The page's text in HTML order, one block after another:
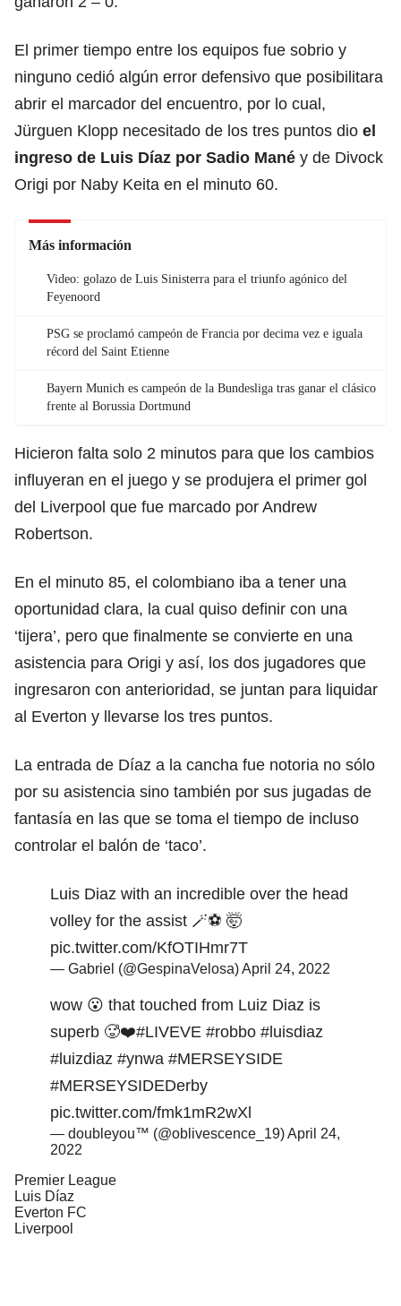
El primer tiempo entre los equipos fue sobrio y
ninguno cedió algún error defensivo que posibilitara
abrir el marcador del encuentro, por lo cual,
Jürguen Klopp necesitado de los tres puntos dio el
ingreso de Luis Díaz por Sadio Mané y de Divock
Origi por Naby Keita en el minuto 60.
Más información
Video: golazo de Luis Sinisterra para el triunfo agónico del
Feyenoord
PSG se proclamó campeón de Francia por decima vez e iguala
récord del Saint Etienne
Bayern Munich es campeón de la Bundesliga tras ganar el clásico
frente al Borussia Dortmund
Hicieron falta solo 2 minutos para que los cambios
influyeran en el juego y se produjera el primer gol
del Liverpool que fue marcado por Andrew
Robertson.
En el minuto 85, el colombiano iba a tener una
oportunidad clara, la cual quiso definir con una
‘tijera’, pero que finalmente se convierte en una
asistencia para Origi y así, los dos jugadores que
ingresaron con anterioridad, se juntan para liquidar
al Everton y llevarse los tres puntos.
La entrada de Díaz a la cancha fue notoria no sólo
por su asistencia sino también por sus jugadas de
fantasía en las que se toma el tiempo de incluso
controlar el balón de ‘taco’.
Luis Diaz with an incredible over the head
volley for the assist 🪄⚽️ 🤯
pic.twitter.com/KfOTIHmr7T
— Gabriel (@GespinaVelosa)April 24, 2022
wow 😮 that touched from Luiz Diaz is
superb 🥵❤️#LIVEVE #robbo #luisdiaz
#luizdiaz #ynwa #MERSEYSIDE
#MERSEYSIDEDerby
pic.twitter.com/fmk1mR2wXl
— doubleyou™ (@oblivescence_19)April 24,
2022
Premier League
Luis Díaz
Everton FC
Liverpool